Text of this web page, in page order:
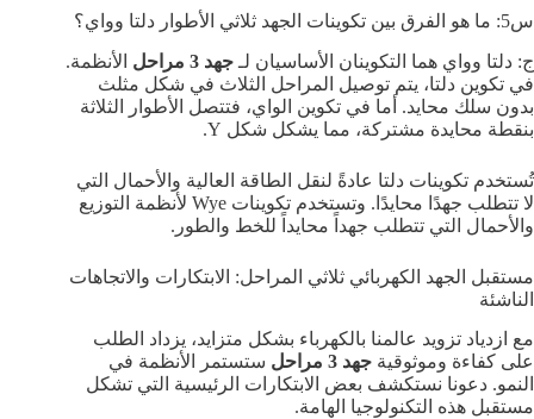
س5: ما هو الفرق بين تكوينات الجهد ثلاثي الأطوار دلتا وواي؟
ج: دلتا وواي هما التكوينان الأساسيان لـ جهد 3 مراحل
الأنظمة.
في تكوين دلتا، يتم توصيل المراحل الثلاث في شكل مثلث
بدون سلك محايد. أما في تكوين الواي، فتتصل الأطوار الثلاثة
بنقطة محايدة مشتركة، مما يشكل شكل Y.
تُستخدم تكوينات دلتا عادةً لنقل الطاقة العالية والأحمال التي
لا تتطلب جهدًا محايدًا. وتستخدم تكوينات Wye لأنظمة التوزيع
والأحمال التي تتطلب جهداً محايداً للخط والطور.
مستقبل الجهد الكهربائي ثلاثي المراحل: الابتكارات والاتجاهات
الناشئة
مع ازدياد تزويد عالمنا بالكهرباء بشكل متزايد، يزداد الطلب
على كفاءة وموثوقية جهد 3 مراحل
ستستمر الأنظمة في
النمو. دعونا نستكشف بعض الابتكارات الرئيسية التي تشكل
مستقبل هذه التكنولوجيا الهامة.